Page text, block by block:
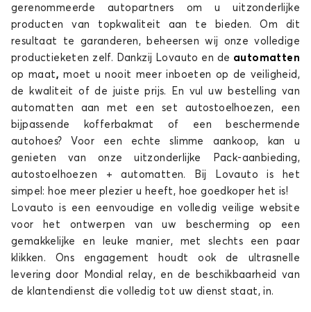
gerenommeerde autopartners om u uitzonderlijke
producten van topkwaliteit aan te bieden. Om dit
resultaat te garanderen, beheersen wij onze volledige
productieketen zelf. Dankzij Lovauto en de automatten
op maat,moet u nooit meer inboeten op de veiligheid,
de kwaliteit of de juiste prijs. En vul uw bestelling van
automatten aan met een set autostoelhoezen, een
bijpassende kofferbakmat of een beschermende
autohoes? Voor een echte slimme aankoop, kan u
genieten van onze uitzonderlijke Pack-aanbieding,
autostoelhoezen + automatten. Bij Lovauto is het
simpel: hoe meer plezier u heeft, hoe goedkoper het is!
Lovauto is een eenvoudige en volledig veilige website
voor het ontwerpen van uw bescherming op een
gemakkelijke en leuke manier, met slechts een paar
klikken. Ons engagement houdt ook de ultrasnelle
levering door Mondial relay, en de beschikbaarheid van
de klantendienst die volledig tot uw dienst staat, in.